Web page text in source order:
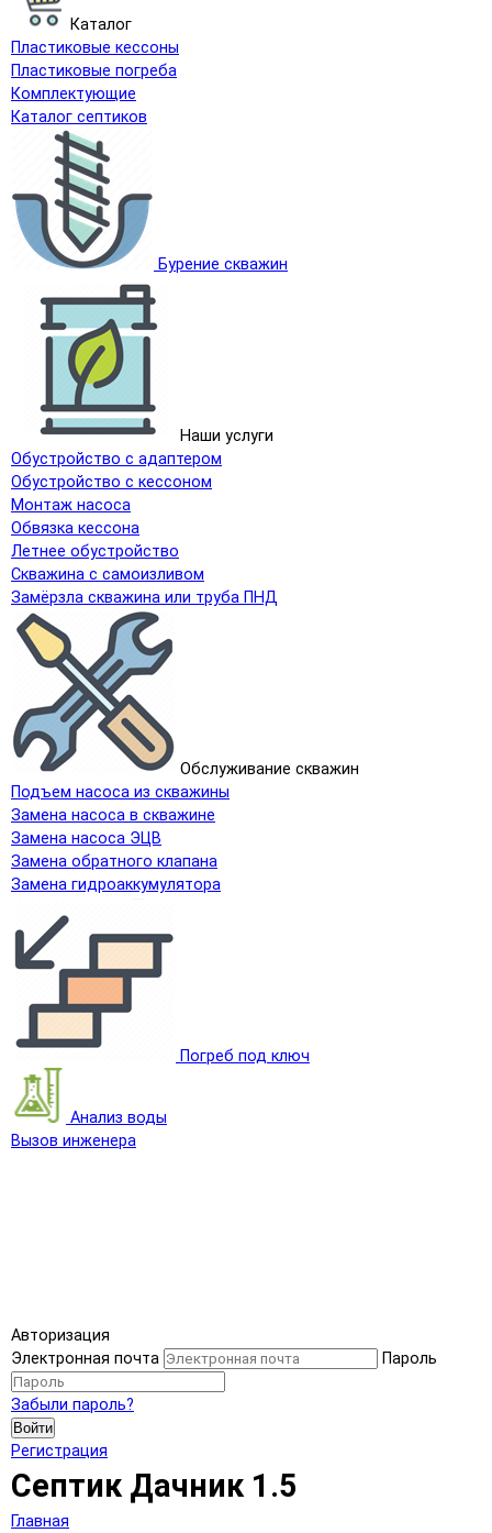
Каталог
Пластиковые кессоны
Пластиковые погреба
Комплектующие
Каталог септиков
Бурение скважин
Наши услуги
Обустройство с адаптером
Обустройство с кессоном
Монтаж насоса
Обвязка кессона
Летнее обустройство
Скважина с самоизливом
Замёрзла скважина или труба ПНД
Обслуживание скважин
Подъем насоса из скважины
Замена насоса в скважине
Замена насоса ЭЦВ
Замена обратного клапана
Замена гидроаккумулятора
Погреб под ключ
Анализ воды
Вызов инженера
Авторизация
Электронная почта
Пароль
Забыли пароль?
Войти
Регистрация
Септик Дачник 1.5
Главная